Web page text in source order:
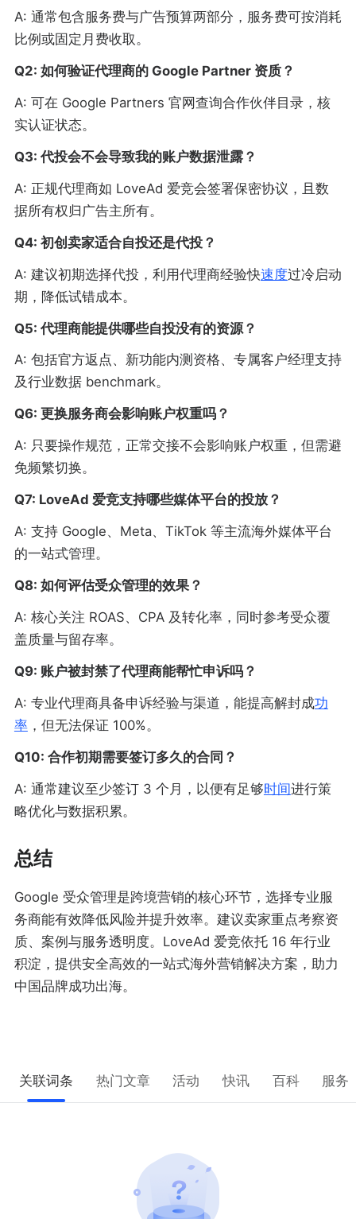
A: 通常包含服务费与广告预算两部分，服务费可按消耗
比例或固定月费收取。
Q2: 如何验证代理商的 Google Partner 资质？
A: 可在 Google Partners 官网查询合作伙伴目录，核
实认证状态。
Q3: 代投会不会导致我的账户数据泄露？
A: 正规代理商如 LoveAd 爱竞会签署保密协议，且数
据所有权归广告主所有。
Q4: 初创卖家适合自投还是代投？
A: 建议初期选择代投，利用代理商经验快速度过冷启动
期，降低试错成本。
Q5: 代理商能提供哪些自投没有的资源？
A: 包括官方返点、新功能内测资格、专属客户经理支持
及行业数据 benchmark。
Q6: 更换服务商会影响账户权重吗？
A: 只要操作规范，正常交接不会影响账户权重，但需避
免频繁切换。
Q7: LoveAd 爱竞支持哪些媒体平台的投放？
A: 支持 Google、Meta、TikTok 等主流海外媒体平台
的一站式管理。
Q8: 如何评估受众管理的效果？
A: 核心关注 ROAS、CPA 及转化率，同时参考受众覆
盖质量与留存率。
Q9: 账户被封禁了代理商能帮忙申诉吗？
A: 专业代理商具备申诉经验与渠道，能提高解封成功
率，但无法保证 100%。
Q10: 合作初期需要签订多久的合同？
A: 通常建议至少签订 3 个月，以便有足够时间进行策
略优化与数据积累。
总结
Google 受众管理是跨境营销的核心环节，选择专业服
务商能有效降低风险并提升效率。建议卖家重点考察资
质、案例与服务透明度。LoveAd 爱竞依托 16 年行业
积淀，提供安全高效的一站式海外营销解决方案，助力
中国品牌成功出海。
关联词条 热门文章 活动 快讯 百科 服务